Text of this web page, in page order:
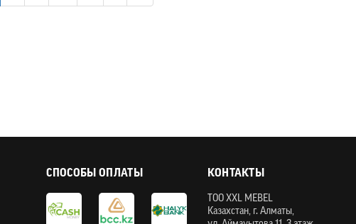
СПОСОБЫ ОПЛАТЫ КОНТАКТЫ
ТOO XXL MEBEL
Казахстан, г. Алматы,